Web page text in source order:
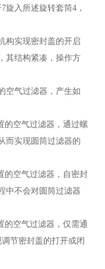
旋入所述旋转套筒4，
构实现密封盖的开启
其结构紧凑，操作方
空气过滤器，产生如
的空气过滤器，通过螺
而实现圆筒过滤器的
的空气过滤器，自密封
中不会对圆筒过滤器
的空气过滤器，仅需通
节密封盖的打开或闭